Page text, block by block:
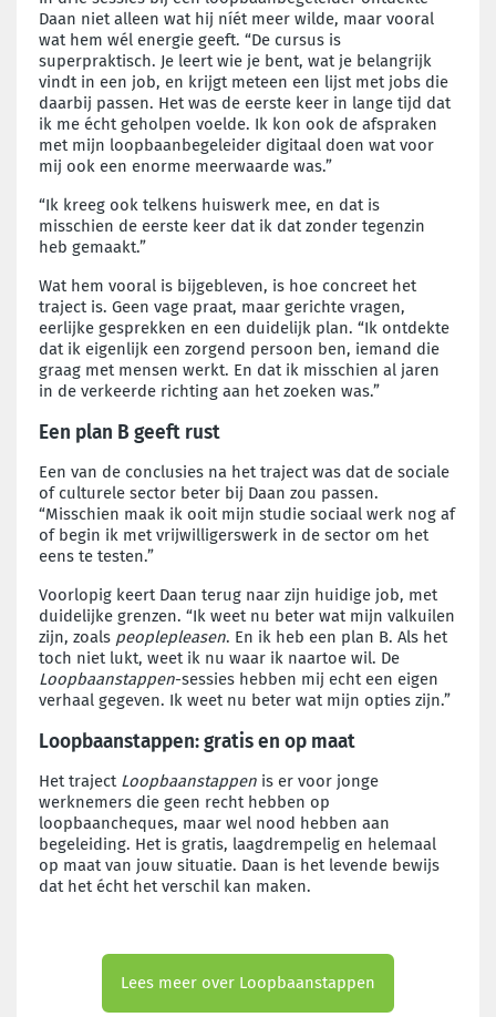
Daan niet alleen wat hij níét meer wilde, maar vooral
wat hem wél energie geeft. “De cursus is
superpraktisch. Je leert wie je bent, wat je belangrijk
vindt in een job, en krijgt meteen een lijst met jobs die
daarbij passen. Het was de eerste keer in lange tijd dat
ik me écht geholpen voelde. Ik kon ook de afspraken
met mijn loopbaanbegeleider digitaal doen wat voor
mij ook een enorme meerwaarde was.”
“Ik kreeg ook telkens huiswerk mee, en dat is
misschien de eerste keer dat ik dat zonder tegenzin
heb gemaakt.”
Wat hem vooral is bijgebleven, is hoe concreet het
traject is. Geen vage praat, maar gerichte vragen,
eerlijke gesprekken en een duidelijk plan. “Ik ontdekte
dat ik eigenlijk een zorgend persoon ben, iemand die
graag met mensen werkt. En dat ik misschien al jaren
in de verkeerde richting aan het zoeken was.”
Een plan B geeft rust
Een van de conclusies na het traject was dat de sociale
of culturele sector beter bij Daan zou passen.
“Misschien maak ik ooit mijn studie sociaal werk nog af
of begin ik met vrijwilligerswerk in de sector om het
eens te testen.”
Voorlopig keert Daan terug naar zijn huidige job, met
duidelijke grenzen. “Ik weet nu beter wat mijn valkuilen
zijn, zoals peoplepleasen. En ik heb een plan B. Als het
toch niet lukt, weet ik nu waar ik naartoe wil. De
Loopbaanstappen-sessies hebben mij echt een eigen
verhaal gegeven. Ik weet nu beter wat mijn opties zijn.”
Loopbaanstappen: gratis en op maat
Het traject Loopbaanstappen is er voor jonge
werknemers die geen recht hebben op
loopbaancheques, maar wel nood hebben aan
begeleiding. Het is gratis, laagdrempelig en helemaal
op maat van jouw situatie. Daan is het levende bewijs
dat het écht het verschil kan maken.
Lees meer over Loopbaanstappen